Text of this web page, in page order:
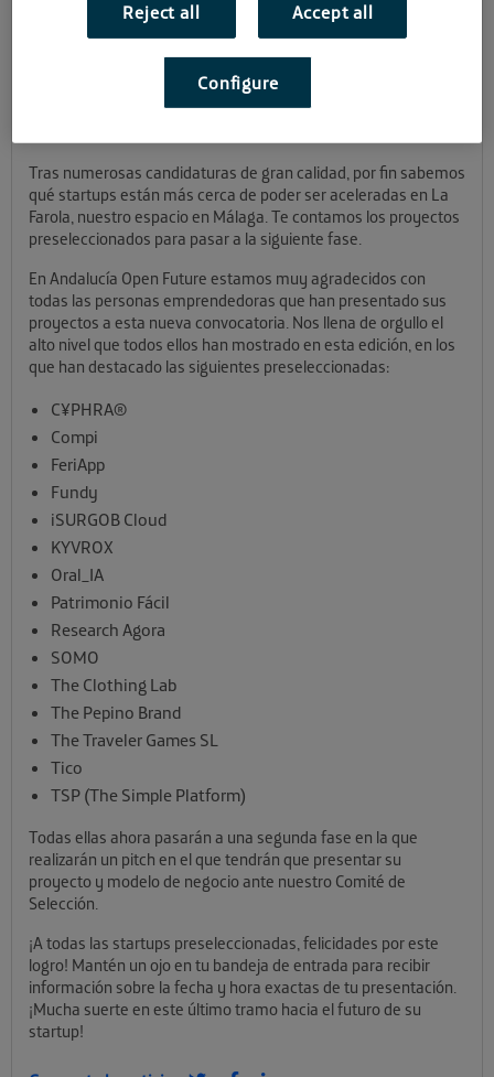
¡Descubre a las 15
startups preseleccionadas
para La Farola
Tras numerosas candidaturas de gran calidad, por fin sabemos
qué startups están más cerca de poder ser aceleradas en La
Farola, nuestro espacio en Málaga. Te contamos los proyectos
preseleccionados para pasar a la siguiente fase.
En Andalucía Open Future estamos muy agradecidos con
todas las personas emprendedoras que han presentado sus
proyectos a esta nueva convocatoria. Nos llena de orgullo el
alto nivel que todos ellos han mostrado en esta edición, en los
que han destacado las siguientes preseleccionadas:
C¥PHRA®
Compi
FeriApp
Fundy
iSURGOB Cloud
KYVROX
Oral_IA
Patrimonio Fácil
Research Agora
SOMO
The Clothing Lab
The Pepino Brand
The Traveler Games SL
Tico
TSP (The Simple Platform)
Todas ellas ahora pasarán a una segunda fase en la que
realizarán un pitch en el que tendrán que presentar su
proyecto y modelo de negocio ante nuestro Comité de
Selección.
¡A todas las startups preseleccionadas, felicidades por este
logro! Mantén un ojo en tu bandeja de entrada para recibir
información sobre la fecha y hora exactas de tu presentación.
¡Mucha suerte en este último tramo hacia el futuro de su
startup!
Reject all Accept all
Configure